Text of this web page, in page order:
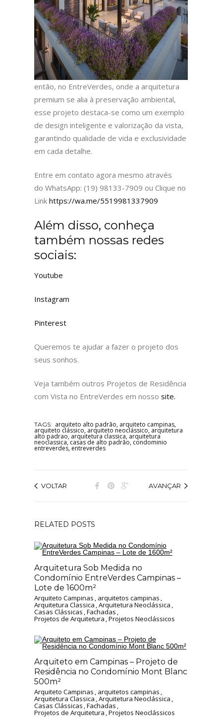
então, no EntreVerdes, onde a arquitetura
premium se alia à preservação ambiental,
esse projeto destaca-se como um exemplo
de design inteligente e valorização da vista,
garantindo qualidade de vida e exclusividade
em cada detalhe.
Entre em contato agora mesmo através
do WhatsApp: (19) 98133-7909 ou Clique no
Link https://wa.me/5519981337909
Além disso, conheça
também nossas redes
sociais:
Youtube
Instagram
Pinterest
Queremos te ajudar a fazer o projeto dos
seus sonhos.
Veja também outros Projetos de Residência
com Vista no EntreVerdes em nosso site.
TAGS: arquiteto alto padrão, arquiteto campinas,
arquiteto clássico, arquiteto neoclássico, arquitetura
alto padrao, arquitetura classica, arquitetura
neoclassica,casas de alto padrão, condominio
entreverdes, entreverdes
VOLTAR AVANÇAR
RELATED POSTS
Arquitetura Sob Medida no
Condomínio EntreVerdes Campinas –
Lote de 1600m²
Arquiteto Campinas , arquitetos campinas ,
Arquitetura Classica ,Arquitetura Neoclássica ,
Casas Clássicas ,Fachadas ,
Projetos de Arquitetura ,Projetos Neoclássicos
Arquiteto em Campinas – Projeto de
Residência no Condomínio Mont Blanc
500m²
Arquiteto Campinas , arquitetos campinas ,
Arquitetura Classica ,Arquitetura Neoclássica ,
Casas Clássicas ,Fachadas ,
Projetos de Arquitetura ,Projetos Neoclássicos